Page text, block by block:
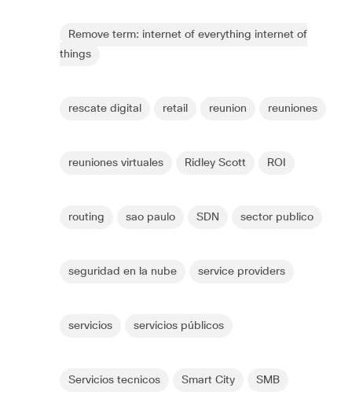
Remove term: internet of everything internet of
things
rescate digital retail reunion reuniones
reuniones virtuales Ridley Scott ROI
routing sao paulo SDN sector publico
seguridad en la nube service providers
servicios servicios públicos
Servicios tecnicos Smart City SMB